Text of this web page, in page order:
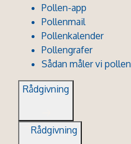
Pollen-app
Pollenmail
Pollenkalender
Pollengrafer
Sådan måler vi pollen
Rådgivning
Rådgivning